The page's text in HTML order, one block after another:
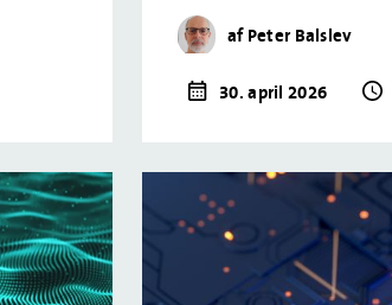
af Peter Balslev
30. april 2026